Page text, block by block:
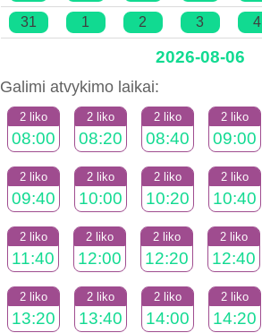
31 1 2 3 4
2026-08-06
Galimi atvykimo laikai:
2 liko
08:00
2 liko
08:20
2 liko
08:40
2 liko
09:00
2 liko
09:40
2 liko
10:00
2 liko
10:20
2 liko
10:40
2 liko
11:40
2 liko
12:00
2 liko
12:20
2 liko
12:40
2 liko
13:20
2 liko
13:40
2 liko
14:00
2 liko
14:20